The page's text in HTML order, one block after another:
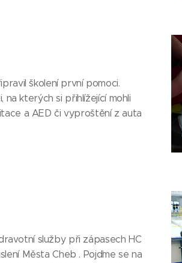
školení první pomoci.
na kterých si přihlížející mohli
a AED či vyproštění z auta
služby při zápasech HC
Města Cheb . Pojďme se na